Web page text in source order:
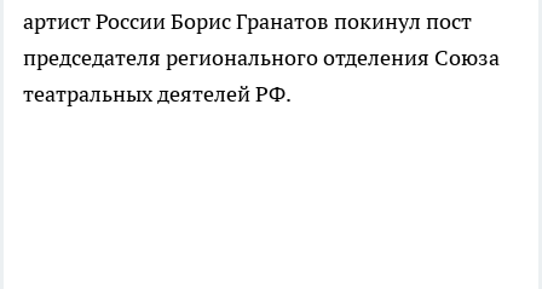
артист России Борис Гранатов покинул пост
председателя регионального отделения Союза
театральных деятелей РФ.